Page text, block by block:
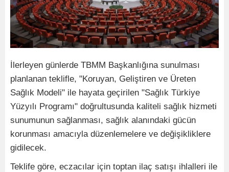
İlerleyen günlerde TBMM Başkanlığına sunulması
planlanan teklifle, "Koruyan, Geliştiren ve Üreten
Sağlık Modeli" ile hayata geçirilen "Sağlık Türkiye
Yüzyılı Programı" doğrultusunda kaliteli sağlık hizmeti
sunumunun sağlanması, sağlık alanındaki gücün
korunması amacıyla düzenlemelere ve değişikliklere
gidilecek.
Teklife göre, eczacılar için toptan ilaç satışı ihlalleri ile